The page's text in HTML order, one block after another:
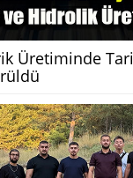
Üretiminde